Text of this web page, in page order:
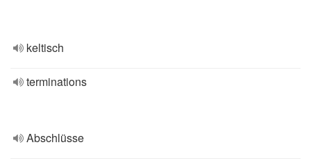
keltisch
terminations
Abschlüsse